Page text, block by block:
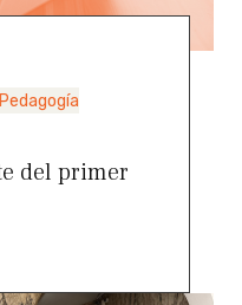
del primer